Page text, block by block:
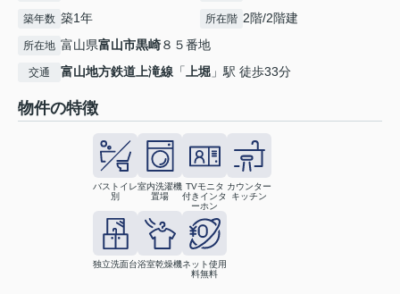
築年数 築1年 所在階 2階/2階建
所在地 富山県富山市黒崎８５番地
交通 富山地方鉄道上滝線 「上堀 」駅 徒歩33分
物件の特徴
バストイレ
別
室内洗濯機
置場
TVモニタ
付きインタ
ーホン
カウンター
キッチン
独立洗面台浴室乾燥機ネット使用
料無料